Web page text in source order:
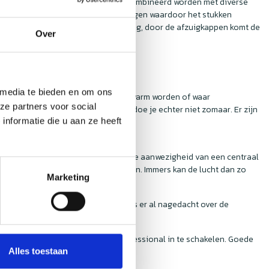
Over
te bieden en om ons
partners voor social
die u aan ze heeft
Marketing
Alles toestaan
een eenvoudige wijze opgevangen waardoor het stukken
voor in de onderneming, door de afzuigkappen komt de
lucht bevindt, die warm worden of waar
afzuigkap. Een afzuigkap kopen doe je echter niet zomaar. Er zijn
hebt voor het installeren.
Is er rekening gehouden met de aanwezigheid van een centraal
des te beter de kap zal werken. Immers kan de lucht dan zo
en heeft ook stroom nodig, is er al nagedacht over de
het altijd verstandig om een professional in te schakelen. Goede
gevuld hok.